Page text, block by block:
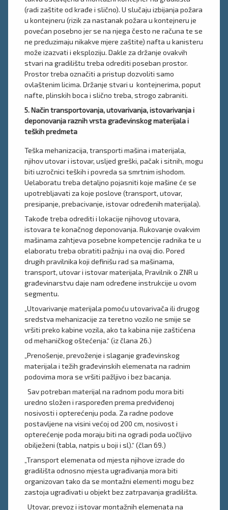
(radi zaštite od krađe i slično). U slučaju izbijanja požara
u kontejneru (rizik za nastanak požara u kontejneru je
povećan posebno jer se na njega često ne računa te se
ne preduzimaju nikakve mjere zaštite) nafta u kanisteru
može izazvati i eksploziju. Dakle za držanje ovakvih
stvari na gradilištu treba odrediti poseban prostor.
Prostor treba označiti a pristup dozvoliti samo
ovlaštenim licima. Držanje stvari u kontejnerima, poput
nafte, plinskih boca i slično treba, strogo zabraniti.
5. Način transportovanja, utovarivanja, istovarivanja i
deponovanja raznih vrsta građevinskog materijala i
teških predmeta
Teška mehanizacija, transporti mašina i materijala,
njihov utovar i istovar, usljed greški, pačak i sitnih, mogu
biti uzročnici teških i povreda sa smrtnim ishodom.
Uelaboratu treba detaljno pojasniti koje mašine će se
upotrebljavati za koje poslove (transport, utovar,
presipanje, prebacivanje, istovar određenih materijala).
Takođe treba odrediti i lokacije njihovog utovara,
istovara te konačnog deponovanja. Rukovanje ovakvim
mašinama zahtjeva posebne kompetencije radnika te u
elaboratu treba obratiti pažnju i na ovaj dio. Pored
drugih pravilnika koji definišu rad sa mašinama,
transport, utovar i istovar materijala, Pravilnik o ZNR u
građevinarstvu daje nam određene instrukcije u ovom
segmentu.
„Utovarivanje materijala pomoću utovarivača ili drugog
sredstva mehanizacije za teretno vozilo ne smije se
vršiti preko kabine vozila, ako ta kabina nije zaštićena
od mehaničkog oštećenja.“ (iz člana 26.)
„Prenošenje, prevoženje i slaganje građevinskog
materijala i težih građevinskih elemenata na radnim
podovima mora se vršiti pažljivo i bez bacanja.
Sav potreban materijal na radnom podu mora biti
uredno složen i raspoređen prema predviđenoj
nosivosti i opterećenju poda. Za radne podove
postavljene na visini većoj od 200 cm, nosivost i
opterećenje poda moraju biti na ogradi poda uočljivo
obilježeni (tabla, natpis u boji i sl).“ (član 69.)
„Transport elemenata od mjesta njihove izrade do
gradilišta odnosno mjesta ugrađivanja mora biti
organizovan tako da se montažni elementi mogu bez
zastoja ugrađivati u objekt bez zatrpavanja gradilišta.
Utovar, prevoz i istovar montažnih elemenata na